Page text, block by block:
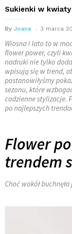
Sukienki w
By Joana 3 marca
Wiosna i lato to w
flower power, czyli
nadruki nie tylko
wpisują się w trend,
postanowiłyśmy
sezonu, które
codzienne stylizacje.
po najlepszych
Flower
trendem
Choć wokół